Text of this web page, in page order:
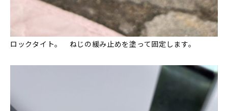
ロックタイト。 ねじの緩み止めを塗って固定します。